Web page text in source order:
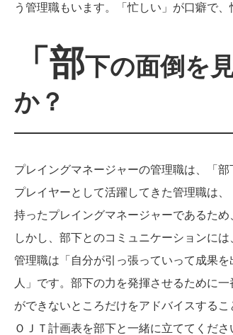
う管理職もいます。「忙しい」が口癖で
「部下の面倒を
か？
プレイングマネージャーの管理職は、「
プレイヤーとして活躍してきた管理職は
持ったプレイングマネージャーであるた
しかし、部下とのコミュニケーションに
管理職は「自分が引っ張っていって成果
人」です。部下の力を発揮させるために
ができないところだけをアドバイスする
ＯＪＴ計画表を部下と一緒に立ててくだ